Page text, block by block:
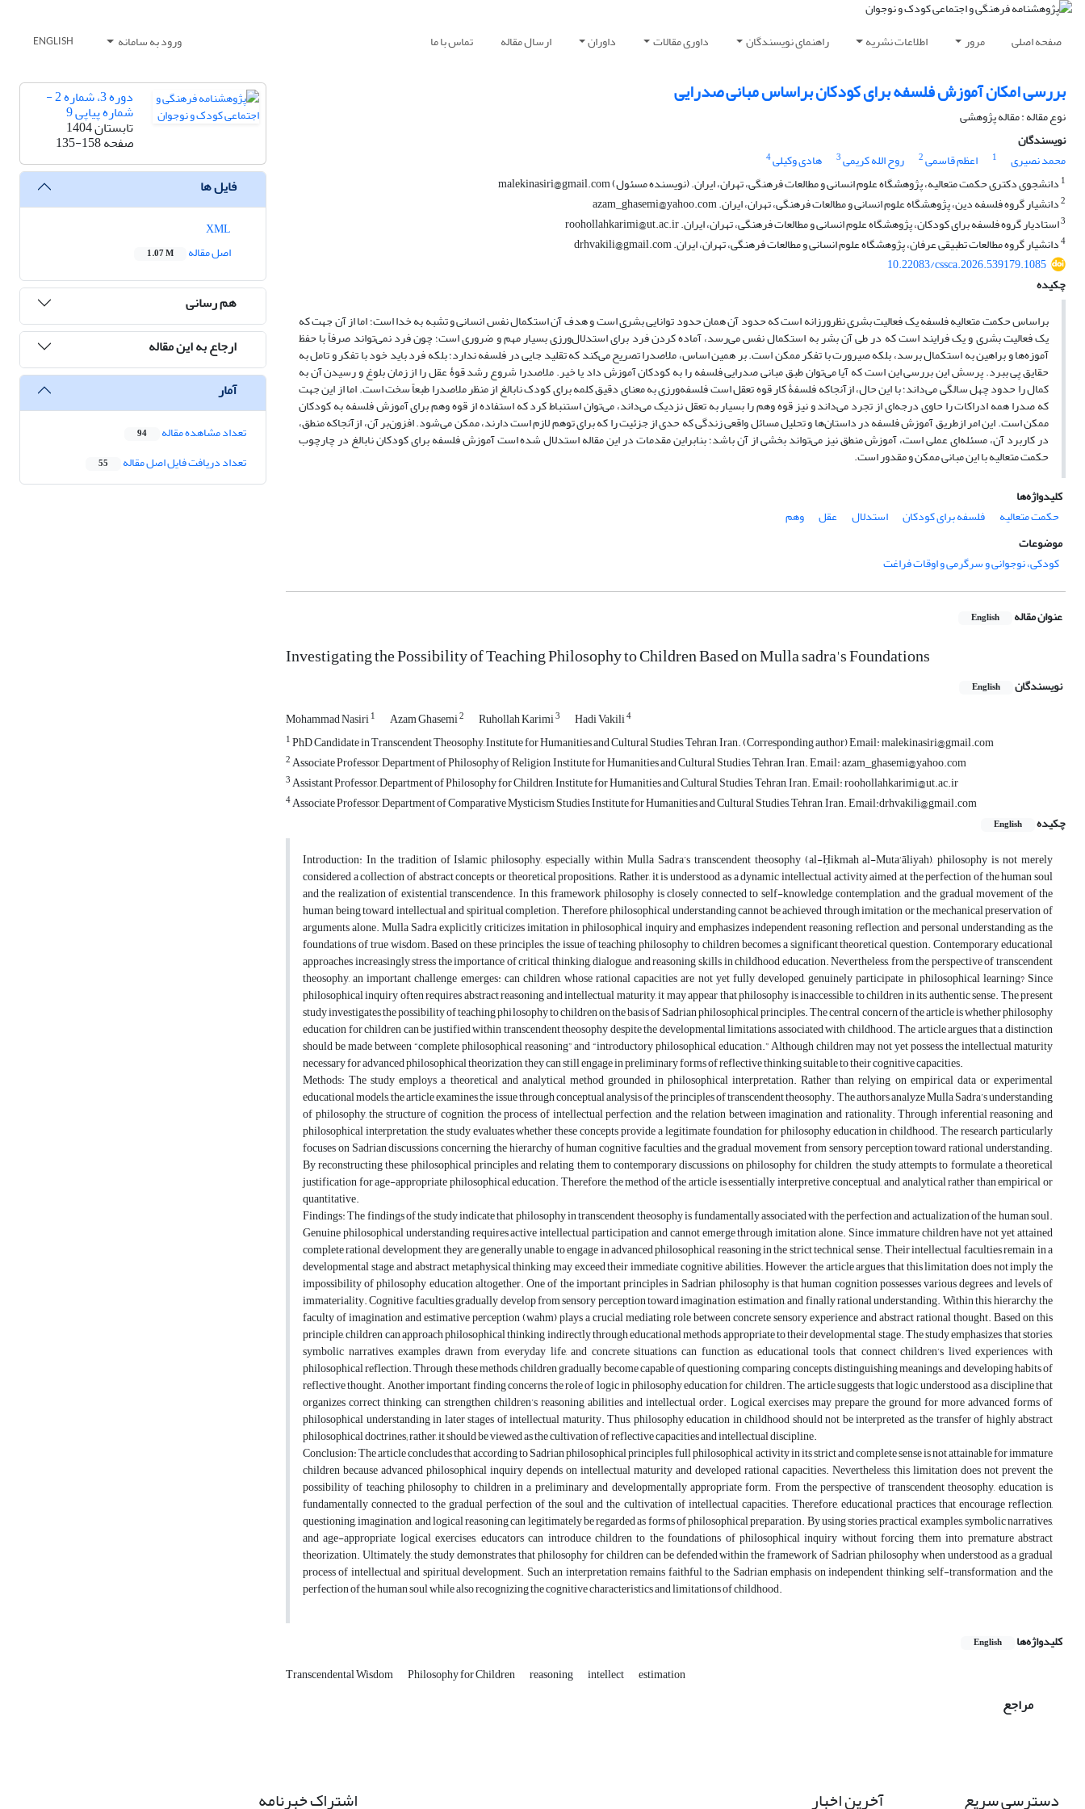
صفحه اصلی مرور اطلاعات نشریه راهنمای نویسندگان داوری مقالات داوران ارسال مقاله تماس با ما ورود به سامانه ENGLISH
بررسی امکان آموزش فلسفه برای کودکان براساس مبانی صدرایی
نوع مقاله : مقاله پژوهشی
نویسندگان
محمد نصیری
1 اعظم قاسمی2 روح الله کریمی3 هادی وکیلی4
1 دانشجوی دکتری حکمت متعالیه، پژوهشگاه علوم انسانی و مطالعات فرهنگی، تهران، ایران. (نویسنده مسئول) malekinasiri@gmail.com
2دانشیار گروه فلسفه دین، پژوهشگاه علوم انسانی و مطالعات فرهنگی، تهران، ایران. azam_ghasemi@yahoo.com
3استادیار گروه فلسفه برای کودکان، پژوهشگاه علوم انسانی و مطالعات فرهنگی، تهران، ایران. roohollahkarimi@ut.ac.ir
4دانشیار گروه مطالعات تطبیقی عرفان، پژوهشگاه علوم انسانی و مطالعات فرهنگی، تهران، ایران. drhvakili@gmail.com
10.22083/cssca.2026.539179.1085
چکیده
براساس حکمت متعالیه فلسفه یک فعالیت بشری نظرورزانه است که حدود آن همان حدود توانایی بشری است و هدف آن استکمال نفس انسانی و تشبه به خدا است؛ اما از آن جهت که
یک فعالیت بشری و یک فرایند است که در طی آن بشر به استکمال نفس می‌رسد، آماده کردن فرد برای استدلال‌ورزی بسیار مهم و ضروری است؛ چون فرد نمی‌تواند صرفاً با حفظ
آموزه‌ها و براهین به استکمال برسد، بلکه صیرورت با تفکر ممکن است. بر همین اساس، ملاصدرا تصریح می‌کند که تقلید جایی در فلسفه ندارد؛ بلکه فرد باید خود با تفکر و تامل به
حقایق پی ببرد. پرسش این بررسی این است که آیا می‌توان طبق مبانی صدرایی فلسفه را به کودکان آموزش داد یا خیر. ملاصدرا شروع رشد قوۀ عقل را از زمان بلوغ و رسیدن آن به
کمال را حدود چهل سالگی می‌داند؛ با این حال، ازآنجاکه فلسفۀ کار قوه تعقل است فلسفه‌ورزی به معنای دقیق کلمه برای کودک نابالغ از منظر ملاصدرا طبعاً سخت است. اما از این جهت
که صدرا همه ادراکات را حاوی درجه‌ای از تجرد می‌داند و نیز قوه وهم را بسیار به تعقل نزدیک می‌داند، می‌توان استنباط کرد که استفاده از قوه وهم برای آموزش فلسفه به کودکان
ممکن است. این امر ازطریق آموزش فلسفه در داستان‌ها و تحلیل مسائل واقعی زندگی که حدی از جزئیت را که برای توهم لازم است دارند، ممکن می‌شود. افزون‌بر آن، ازآنجاکه منطق،
در کاربرد آن، مسئله‌ای عملی است، آموزش منطق نیز می‌تواند بخشی از آن باشد؛ بنابراین مقدمات در این مقاله استدلال شده است آموزش فلسفه برای کودکان نابالغ در چارچوب
حکمت متعالیه با این مبانی ممکن و مقدور است.
کلیدواژه‌ها
حکمت متعالیه
فلسفه برای کودکان استدلال عقل
وهم
موضوعات
کودکی، نوجوانی و سرگرمی و اوقات فراغت
عنوان مقاله English
Investigating the Possibility of Teaching Philosophy to Children Based on Mulla sadra's Foundations
نویسندگان English
Mohammad Nasiri1 Azam Ghasemi2 Ruhollah Karimi3 Hadi Vakili4
1PhD Candidate in Transcendent Theosophy, Institute for Humanities and Cultural Studies, Tehran, Iran. (Corresponding author) Email: malekinasiri@gmail.com
2Associate Professor, Department of Philosophy of Religion, Institute for Humanities and Cultural Studies, Tehran, Iran. Email: azam_ghasemi@yahoo.com
3Assistant Professor, Department of Philosophy for Children, Institute for Humanities and Cultural Studies, Tehran, Iran. Email: roohollahkarimi@ut.ac.ir
4Associate Professor, Department of Comparative Mysticism Studies, Institute for Humanities and Cultural Studies, Tehran, Iran. Email:drhvakili@gmail.com
چکیده
English
Introduction: In the tradition of Islamic philosophy, especially within Mulla Sadra’s transcendent theosophy (al-Ḥikmah al-Muta‘āliyah), philosophy is not merely
considered a collection of abstract concepts or theoretical propositions. Rather, it is understood as a dynamic intellectual activity aimed at the perfection of the human soul
and the realization of existential transcendence. In this framework, philosophy is closely connected to self-knowledge, contemplation, and the gradual movement of the
human being toward intellectual and spiritual completion. Therefore, philosophical understanding cannot be achieved through imitation or the mechanical preservation of
arguments alone. Mulla Sadra explicitly criticizes imitation in philosophical inquiry and emphasizes independent reasoning, reflection, and personal understanding as the
foundations of true wisdom. Based on these principles, the issue of teaching philosophy to children becomes a significant theoretical question. Contemporary educational
approaches increasingly stress the importance of critical thinking, dialogue, and reasoning skills in childhood education. Nevertheless, from the perspective of transcendent
theosophy, an important challenge emerges: can children, whose rational capacities are not yet fully developed, genuinely participate in philosophical learning? Since
philosophical inquiry often requires abstract reasoning and intellectual maturity, it may appear that philosophy is inaccessible to children in its authentic sense. The present
study investigates the possibility of teaching philosophy to children on the basis of Sadrian philosophical principles. The central concern of the article is whether philosophy
education for children can be justified within transcendent theosophy despite the developmental limitations associated with childhood. The article argues that a distinction
should be made between “complete philosophical reasoning” and “introductory philosophical education.” Although children may not yet possess the intellectual maturity
necessary for advanced philosophical theorization, they can still engage in preliminary forms of reflective thinking suitable to their cognitive capacities.
Methods: The study employs a theoretical and analytical method grounded in philosophical interpretation. Rather than relying on empirical data or experimental
educational models, the article examines the issue through conceptual analysis of the principles of transcendent theosophy. The authors analyze Mulla Sadra’s understanding
of philosophy, the structure of cognition, the process of intellectual perfection, and the relation between imagination and rationality. Through inferential reasoning and
philosophical interpretation, the study evaluates whether these concepts provide a legitimate foundation for philosophy education in childhood. The research particularly
focuses on Sadrian discussions concerning the hierarchy of human cognitive faculties and the gradual movement from sensory perception toward rational understanding.
By reconstructing these philosophical principles and relating them to contemporary discussions on philosophy for children, the study attempts to formulate a theoretical
justification for age-appropriate philosophical education. Therefore, the method of the article is essentially interpretive, conceptual, and analytical rather than empirical or
quantitative.
Findings: The findings of the study indicate that philosophy in transcendent theosophy is fundamentally associated with the perfection and actualization of the human soul.
Genuine philosophical understanding requires active intellectual participation and cannot emerge through imitation alone. Since immature children have not yet attained
complete rational development, they are generally unable to engage in advanced philosophical reasoning in the strict technical sense. Their intellectual faculties remain in a
developmental stage, and abstract metaphysical thinking may exceed their immediate cognitive abilities. However, the article argues that this limitation does not imply the
impossibility of philosophy education altogether. One of the important principles in Sadrian philosophy is that human cognition possesses various degrees and levels of
immateriality. Cognitive faculties gradually develop from sensory perception toward imagination, estimation, and finally rational understanding. Within this hierarchy, the
faculty of imagination and estimative perception (wahm) plays a crucial mediating role between concrete sensory experience and abstract rational thought. Based on this
principle, children can approach philosophical thinking indirectly through educational methods appropriate to their developmental stage. The study emphasizes that stories,
symbolic narratives, examples drawn from everyday life, and concrete situations can function as educational tools that connect children’s lived experiences with
philosophical reflection. Through these methods, children gradually become capable of questioning, comparing concepts, distinguishing meanings, and developing habits of
reflective thought. Another important finding concerns the role of logic in philosophy education for children. The article suggests that logic, understood as a discipline that
organizes correct thinking, can strengthen children’s reasoning abilities and intellectual order. Logical exercises may prepare the ground for more advanced forms of
philosophical understanding in later stages of intellectual maturity. Thus, philosophy education in childhood should not be interpreted as the transfer of highly abstract
philosophical doctrines; rather, it should be viewed as the cultivation of reflective capacities and intellectual discipline.
Conclusion: The article concludes that, according to Sadrian philosophical principles, full philosophical activity in its strict and complete sense is not attainable for immature
children because advanced philosophical inquiry depends on intellectual maturity and developed rational capacities. Nevertheless, this limitation does not prevent the
possibility of teaching philosophy to children in a preliminary and developmentally appropriate form. From the perspective of transcendent theosophy, education is
fundamentally connected to the gradual perfection of the soul and the cultivation of intellectual capacities. Therefore, educational practices that encourage reflection,
questioning, imagination, and logical reasoning can legitimately be regarded as forms of philosophical preparation. By using stories, practical examples, symbolic narratives,
and age-appropriate logical exercises, educators can introduce children to the foundations of philosophical inquiry without forcing them into premature abstract
theorization. Ultimately, the study demonstrates that philosophy for children can be defended within the framework of Sadrian philosophy when understood as a gradual
process of intellectual and spiritual development. Such an interpretation remains faithful to the Sadrian emphasis on independent thinking, self-transformation, and the
perfection of the human soul while also recognizing the cognitive characteristics and limitations of childhood.
کلیدواژه‌ها English
Transcendental Wisdom Philosophy for Children reasoning intellect estimation
مراجع
دوره 3، شماره 2 -
شماره پیاپی 9
تابستان 1404
صفحه135-158
فایل ها
اصل مقاله
1.07 M
هم رسانی
ارجاع به این مقاله
آمار
تعداد مشاهده مقاله 94
تعداد دریافت فایل اصل مقاله 55
دسترسی سریع آخرین اخبار اشتراک خبرنامه